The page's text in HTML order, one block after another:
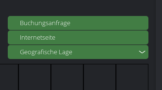
Buchungsanfrage
Internetseite
Geografische Lage